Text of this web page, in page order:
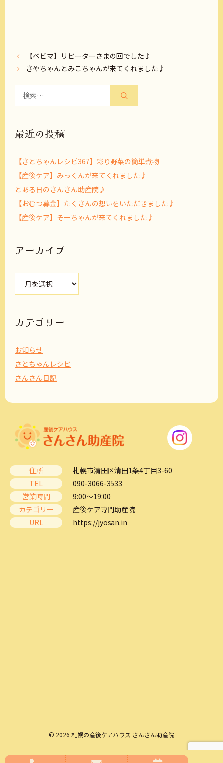
【ベビマ】リピーターさまの回でした♪
さやちゃんとみこちゃんが来てくれました♪
最近の投稿
【さとちゃんレシピ367】彩り野菜の簡単煮物
【産後ケア】みっくんが来てくれました♪
とある日のさんさん助産院♪
【おむつ募金】たくさんの想いをいただきました♪
【産後ケア】そーちゃんが来てくれました♪
アーカイブ
ブ
カテゴリー
お知らせ
さとちゃんレシピ
さんさん日記
住所
札幌市清田区清田1条4丁目3-60
TEL
090-3066-3533
営業時間
9:00～19:00
カテゴリー
産後ケア専門助産院
URL
https://jyosan.in
© 2026 札幌の産後ケアハウス さんさん助産院